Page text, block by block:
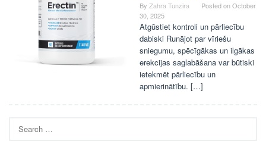
By Zahra Tunzira Posted onOctober
30, 2025
Atgūstiet kontroli un pārliecību
dabiski Runājot par vīriešu
sniegumu, spēcīgākas un ilgākas
erekcijas saglabāšana var būtiski
ietekmēt pārliecību un
apmierinātību. […]
for: